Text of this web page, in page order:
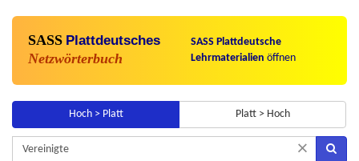
SASS Plattdeutsches
Netzwörterbuch
SASS Plattdeutsche
Lehrmaterialien öffnen
Hoch > Platt Platt > Hoch
×